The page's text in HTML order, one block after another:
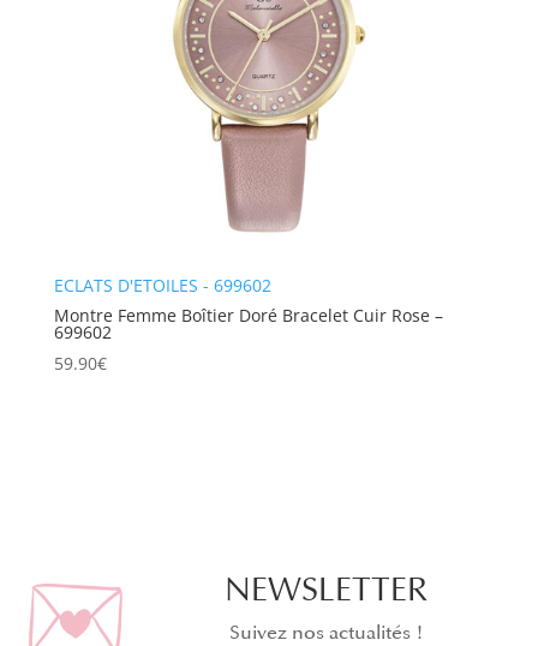
ECLATS D'ETOILES - 699602
Montre Femme Boîtier Doré Bracelet Cuir Rose –
699602
59.90€
NEWSLETTER
Suivez nos actualités !